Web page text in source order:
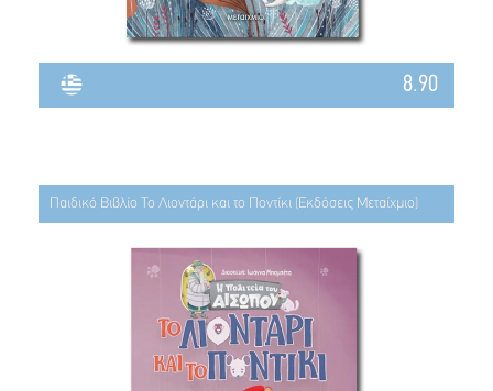
8.90
Παιδικό Βιβλίο Το Λιοντάρι και το Ποντίκι (Εκδόσεις Μεταίχμιο)